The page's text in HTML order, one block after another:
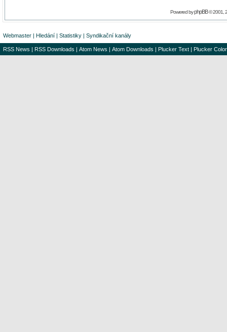
Powered byphpBB© 2001,
Webmaster | Hledání | Statistiky | Syndikační kanály
RSS News | RSS Downloads | Atom News | Atom Downloads | Plucker Text | Plucker Color